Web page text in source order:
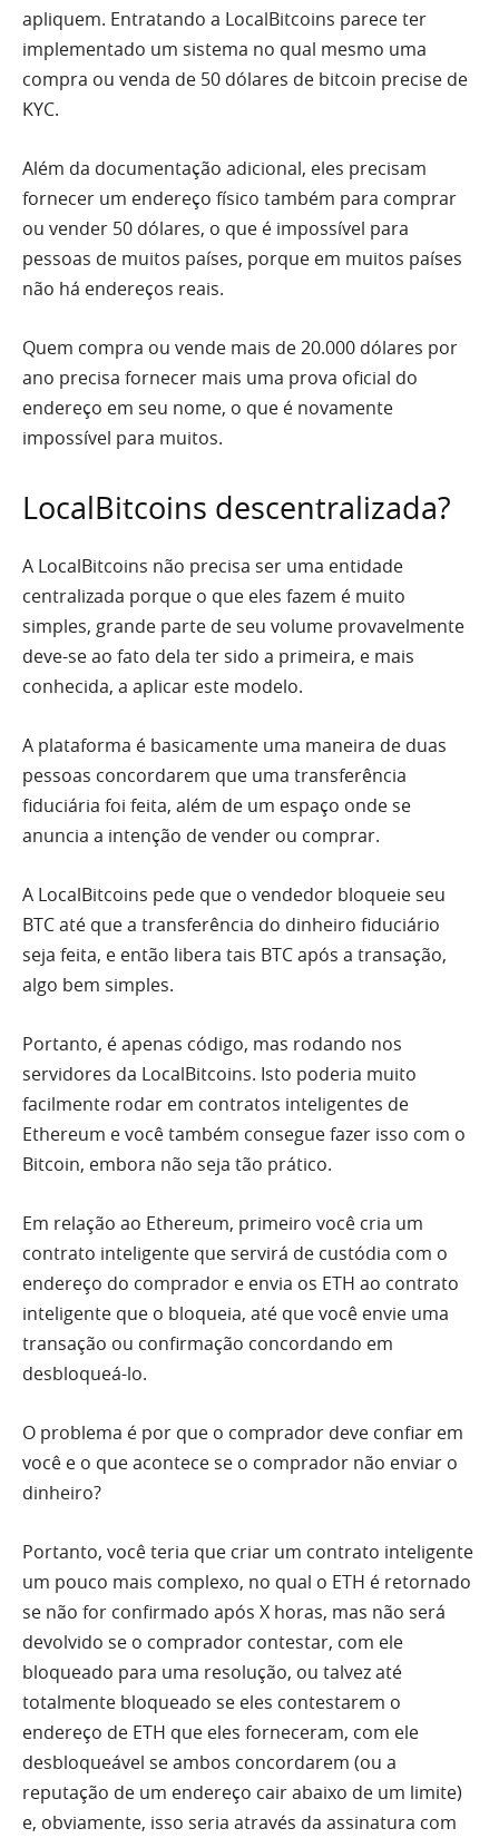
apliquem. Entratando a LocalBitcoins parece ter
implementado um sistema no qual mesmo uma
compra ou venda de 50 dólares de bitcoin precise de
KYC.
Além da documentação adicional, eles precisam
fornecer um endereço físico também para comprar
ou vender 50 dólares, o que é impossível para
pessoas de muitos países, porque em muitos países
não há endereços reais.
Quem compra ou vende mais de 20.000 dólares por
ano precisa fornecer mais uma prova oficial do
endereço em seu nome, o que é novamente
impossível para muitos.
LocalBitcoins descentralizada?
A LocalBitcoins não precisa ser uma entidade
centralizada porque o que eles fazem é muito
simples, grande parte de seu volume provavelmente
deve-se ao fato dela ter sido a primeira, e mais
conhecida, a aplicar este modelo.
A plataforma é basicamente uma maneira de duas
pessoas concordarem que uma transferência
fiduciária foi feita, além de um espaço onde se
anuncia a intenção de vender ou comprar.
A LocalBitcoins pede que o vendedor bloqueie seu
BTC até que a transferência do dinheiro fiduciário
seja feita, e então libera tais BTC após a transação,
algo bem simples.
Portanto, é apenas código, mas rodando nos
servidores da LocalBitcoins. Isto poderia muito
facilmente rodar em contratos inteligentes de
Ethereum e você também consegue fazer isso com o
Bitcoin, embora não seja tão prático.
Em relação ao Ethereum, primeiro você cria um
contrato inteligente que servirá de custódia com o
endereço do comprador e envia os ETH ao contrato
inteligente que o bloqueia, até que você envie uma
transação ou confirmação concordando em
desbloqueá-lo.
O problema é por que o comprador deve confiar em
você e o que acontece se o comprador não enviar o
dinheiro?
Portanto, você teria que criar um contrato inteligente
um pouco mais complexo, no qual o ETH é retornado
se não for confirmado após X horas, mas não será
devolvido se o comprador contestar, com ele
bloqueado para uma resolução, ou talvez até
totalmente bloqueado se eles contestarem o
endereço de ETH que eles forneceram, com ele
desbloqueável se ambos concordarem (ou a
reputação de um endereço cair abaixo de um limite)
e, obviamente, isso seria através da assinatura com